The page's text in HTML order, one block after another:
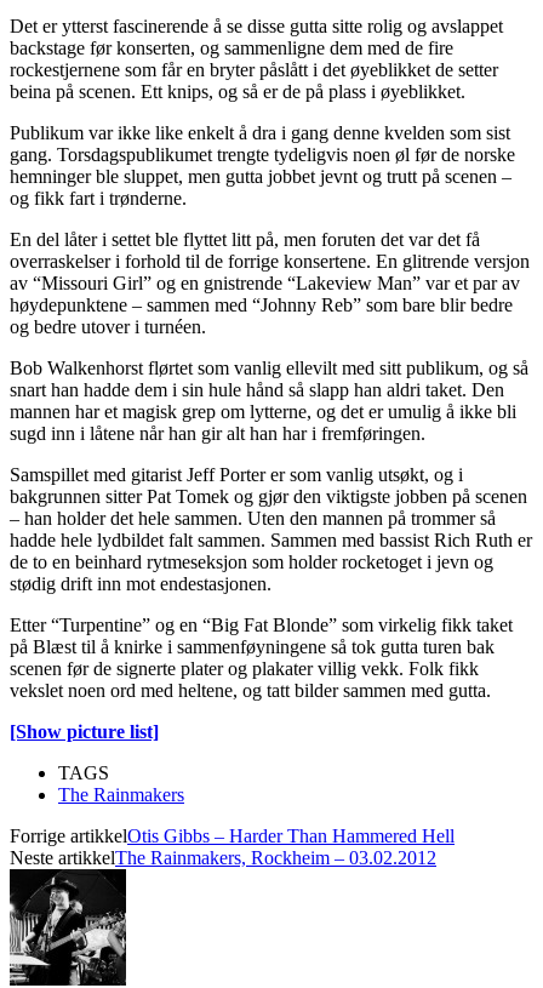
Det er ytterst fascinerende å se disse gutta sitte rolig og avslappet
backstage før konserten, og sammenligne dem med de fire
rockestjernene som får en bryter påslått i det øyeblikket de setter
beina på scenen. Ett knips, og så er de på plass i øyeblikket.
Publikum var ikke like enkelt å dra i gang denne kvelden som sist
gang. Torsdagspublikumet trengte tydeligvis noen øl før de norske
hemninger ble sluppet, men gutta jobbet jevnt og trutt på scenen –
og fikk fart i trønderne.
En del låter i settet ble flyttet litt på, men foruten det var det få
overraskelser i forhold til de forrige konsertene. En glitrende versjon
av “Missouri Girl” og en gnistrende “Lakeview Man” var et par av
høydepunktene – sammen med “Johnny Reb” som bare blir bedre
og bedre utover i turnéen.
Bob Walkenhorst flørtet som vanlig ellevilt med sitt publikum, og så
snart han hadde dem i sin hule hånd så slapp han aldri taket. Den
mannen har et magisk grep om lytterne, og det er umulig å ikke bli
sugd inn i låtene når han gir alt han har i fremføringen.
Samspillet med gitarist Jeff Porter er som vanlig utsøkt, og i
bakgrunnen sitter Pat Tomek og gjør den viktigste jobben på scenen
– han holder det hele sammen. Uten den mannen på trommer så
hadde hele lydbildet falt sammen. Sammen med bassist Rich Ruth er
de to en beinhard rytmeseksjon som holder rocketoget i jevn og
stødig drift inn mot endestasjonen.
Etter “Turpentine” og en “Big Fat Blonde” som virkelig fikk taket
på Blæst til å knirke i sammenføyningene så tok gutta turen bak
scenen før de signerte plater og plakater villig vekk. Folk fikk
vekslet noen ord med heltene, og tatt bilder sammen med gutta.
[Show picture list]
TAGS
The Rainmakers
Forrige artikkelOtis Gibbs – Harder Than Hammered Hell
Neste artikkelThe Rainmakers, Rockheim – 03.02.2012